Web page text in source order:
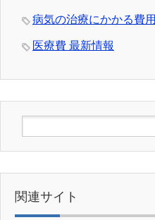
病気の治療にかかる費用
医療費 最新情報
関連サイト